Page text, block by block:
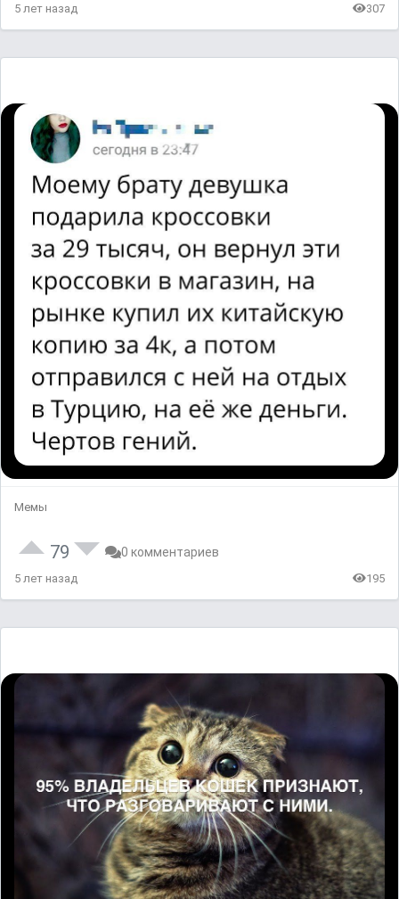
5 лет назад 307
Мемы
79 0 комментариев
5 лет назад 195